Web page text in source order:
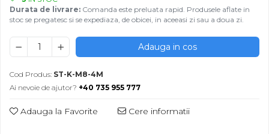
Durata de livrare: Comanda este preluata rapid. Produsele aflate in
stoc se pregatesc si se expediaza, de obicei, in aceeasi zi sau a doua zi.
Adauga in cos
Cod Produs: ST-K-M8-4M
Ai nevoie de ajutor? +40 735 955 777
Adauga la Favorite Cere informatii